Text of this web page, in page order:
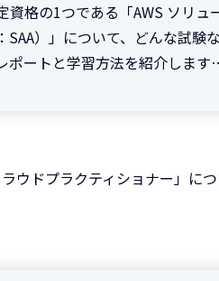
資格の1つである「AWS ソリ
SAA）」について、どんな試験
ポートと学習方法を紹介します
ウドプラクティショナー」に